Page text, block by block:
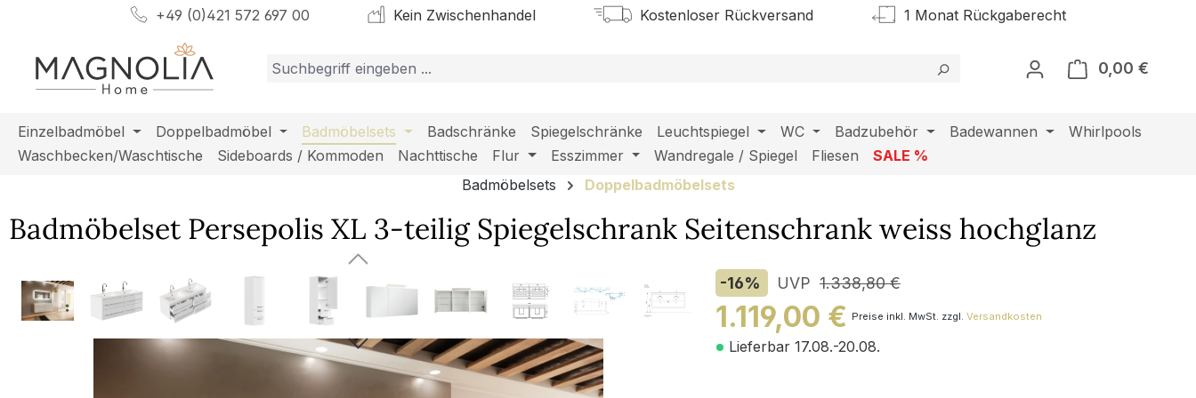
Hauptinhalt springen
Zur Suche springen
Zur Hauptnavigation springen+49 (0)421 572 697 00 Kein Zwischenhandel Kostenloser Rückversand 1 Monat Rückgaberecht
0,00 €
Einzelbadmöbel Doppelbadmöbel Badmöbelsets Badschränke Spiegelschränke Leuchtspiegel WC Badzubehör Badewannen
Whirlpools
Waschbecken/Waschtische
Sideboards / Kommoden Nachttische Flur Esszimmer Wandregale / Spiegel Fliesen
SALE %
Badmöbelsets
Doppelbadmöbelsets
Badmöbelset Persepolis XL 3-teilig Spiegelschrank Seitenschrank weiss hochglanz
Bildergalerie überspringen -16% UVP 1.338,80 €
1.119,00 € Preise inkl. MwSt. zzgl. Versandkosten
Lieferbar 17.08.-20.08.